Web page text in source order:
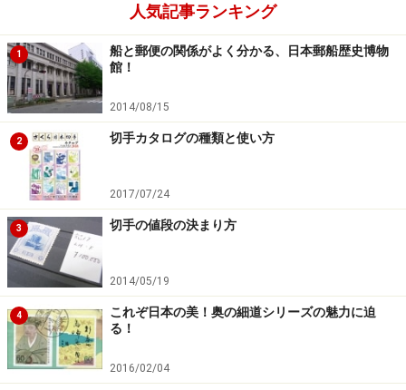
『日本切手カタログ2016』（日本郵便切手商協同組合・定価
税込1,000円）。毎年7月に最新版が発刊される。
値上がりする切手の共通の特徴は!?
人気記事ランキング
1
船と郵便の関係がよく分かる、日本郵船歴史博物
館！
2014/08/15
2 切手カタログの種類と使い方
2017/07/24
3 切手の値段の決まり方
2014/05/19
4
これぞ日本の美！奥の細道シリーズの魅力に迫
る！
2016/02/04